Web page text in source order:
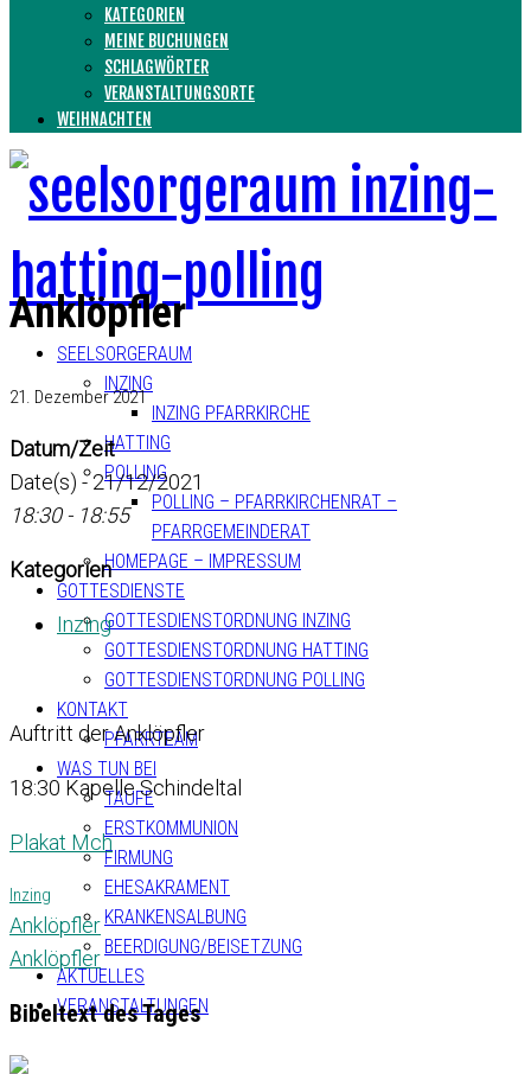
KATEGORIEN
MEINE BUCHUNGEN
SCHLAGWÖRTER
VERANSTALTUNGSORTE
WEIHNACHTEN
SEELSORGERAUM
INZING
INZING PFARRKIRCHE
HATTING
POLLING
POLLING – PFARRKIRCHENRAT –
PFARRGEMEINDERAT
HOMEPAGE – IMPRESSUM
GOTTESDIENSTE
GOTTESDIENSTORDNUNG INZING
GOTTESDIENSTORDNUNG HATTING
GOTTESDIENSTORDNUNG POLLING
KONTAKT
PFARRTEAM
WAS TUN BEI
TAUFE
ERSTKOMMUNION
FIRMUNG
EHESAKRAMENT
KRANKENSALBUNG
BEERDIGUNG/BEISETZUNG
AKTUELLES
VERANSTALTUNGEN
Anklöpfler
21. Dezember 2021
Datum/Zeit
Date(s) - 21/12/2021
18:30 - 18:55
Kategorien
Inzing
Auftritt der Anklöpfler
18:30 Kapelle Schindeltal
Plakat Mch
Inzing
Anklöpfler
Anklöpfler
Bibeltext des Tages